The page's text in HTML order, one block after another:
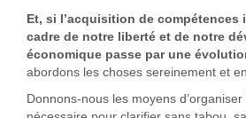
Et, si l’acquisition de compétences
cadre de notre liberté et de notre
économique passe par une
abordons les choses sereinement et
Donnons-nous les moyens